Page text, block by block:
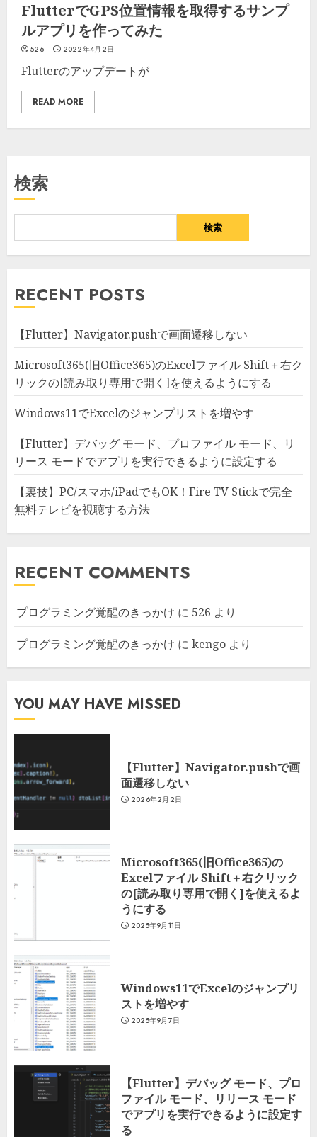
FlutterでGPS位置情報を取得するサンプ
ルアプリを作ってみた
526 2022年4月2日
Flutterのアップデートが
READ MORE
検索
検索
RECENT POSTS
【Flutter】Navigator.pushで画面遷移しない
Microsoft365(旧Office365)のExcelファイル Shift＋右ク
リックの[読み取り専用で開く]を使えるようにする
Windows11でExcelのジャンプリストを増やす
【Flutter】デバッグ モード、プロファイル モード、リ
リース モードでアプリを実行できるように設定する
【裏技】PC/スマホ/iPadでもOK！Fire TV Stickで完全
無料テレビを視聴する方法
RECENT COMMENTS
プログラミング覚醒のきっかけ に 526 より
プログラミング覚醒のきっかけ に kengo より
YOU MAY HAVE MISSED
【Flutter】Navigator.pushで画
面遷移しない
2026年2月2日
Microsoft365(旧Office365)の
Excelファイル Shift＋右クリック
の[読み取り専用で開く]を使えるよ
うにする
2025年9月11日
Windows11でExcelのジャンプリ
ストを増やす
2025年9月7日
【Flutter】デバッグ モード、プロ
ファイル モード、リリース モード
でアプリを実行できるように設定す
る